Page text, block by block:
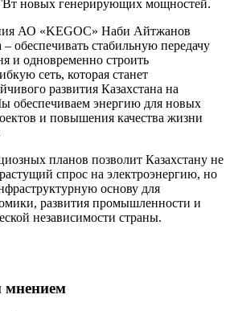
новых генерирующих мощностей.
АО «KEGOC» Наби Айтжанов
обеспечивать стабильную передачу
и одновременно строить
сеть, которая станет
развития Казахстана на
обеспечиваем энергию для новых
и повышения качества жизни
планов позволит Казахстану не
спрос на электроэнергию, но
основу для
развития промышленности и
независимости страны.
мнением